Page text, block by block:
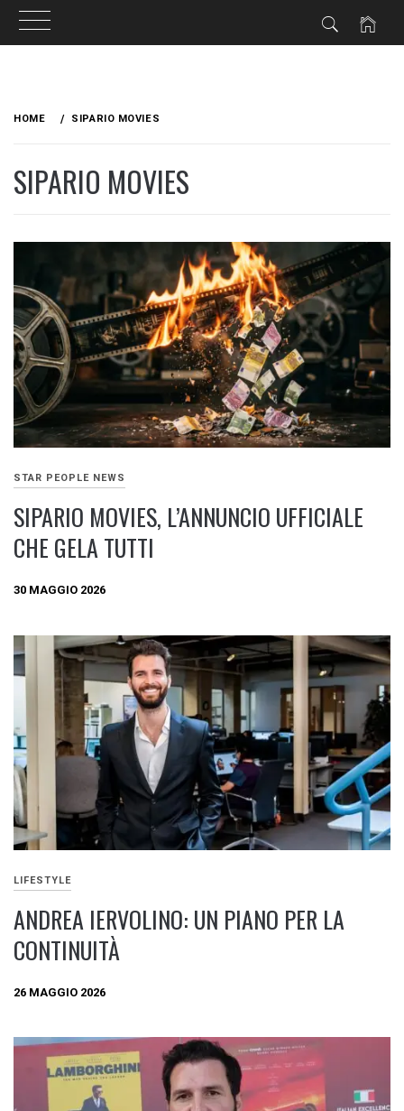
HOME SIPARIO MOVIES
SIPARIO MOVIES
STAR PEOPLE NEWS
SIPARIO MOVIES, L’ANNUNCIO UFFICIALE
CHE GELA TUTTI
30 MAGGIO 2026
LIFESTYLE
ANDREA IERVOLINO: UN PIANO PER LA
CONTINUITÀ
26 MAGGIO 2026